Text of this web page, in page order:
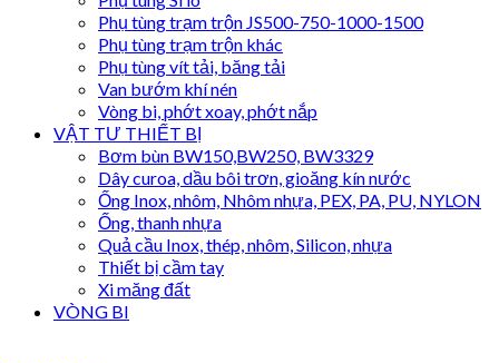
Phụ tùng trạm trộn JS500-750-1000-1500
Phụ tùng trạm trộn khác
Phụ tùng vít tải, băng tải
Van bướm khí nén
Vòng bi, phớt xoay, phớt nắp
VẬT TƯ THIẾT BỊ
Bơm bùn BW150,BW250, BW3329
Dây curoa, dầu bôi trơn, gioăng kín nước
Ống Inox, nhôm, Nhôm nhựa, PEX, PA, PU, NYLON
Ống, thanh nhựa
Quả cầu Inox, thép, nhôm, Silicon, nhựa
Thiết bị cầm tay
Xi măng đất
VÒNG BI